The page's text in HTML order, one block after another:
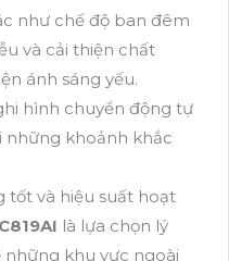
như chế độ ban đêm
và cải thiện chất
ánh sáng yếu.
hình chuyển động tự
những khoảnh khắc
tốt và hiệu suất hoạt
là lựa chọn lý
những khu vực ngoài